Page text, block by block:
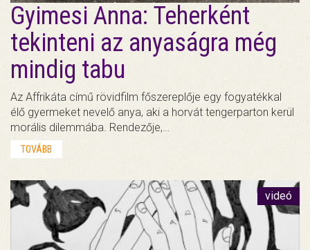
Gyimesi Anna: Teherként
tekinteni az anyaságra még
mindig tabu
Az Affrikáta című rövidfilm főszereplője egy fogyatékkal
élő gyermeket nevelő anya, aki a horvát tengerparton kerül
morális dilemmába. Rendezője,…
TOVÁBB
videó